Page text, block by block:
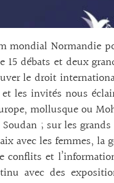
mondial Normandie
15 débats et deux
le droit
les invités nous
mollusque ou
; sur les
avec les femmes, la
conflits et
avec des